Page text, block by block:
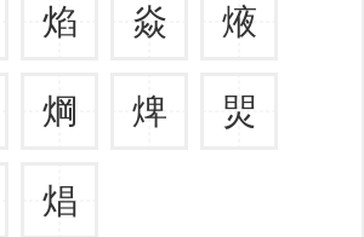
焰 焱 焲
焵 焷 焸
焻